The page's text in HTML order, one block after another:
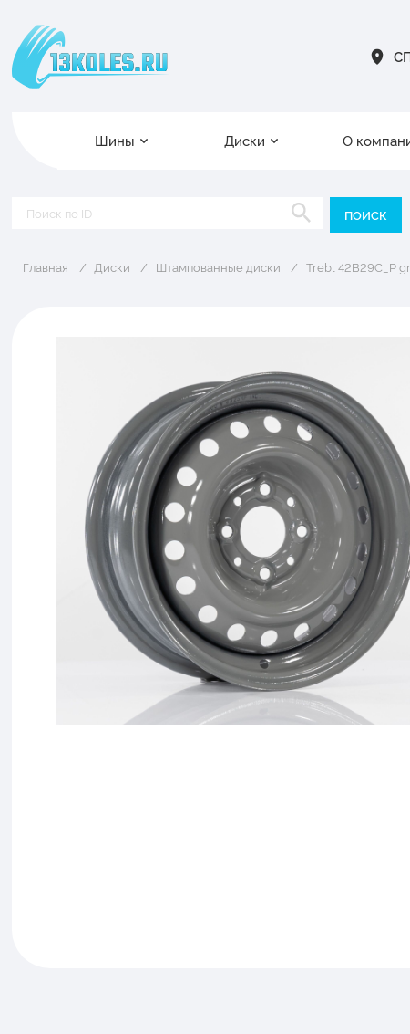
Шины Диски О
Главная Диски Штампованные диски Trebl 42B29C_P